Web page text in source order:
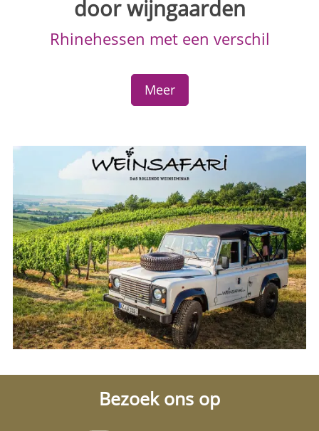
door wijngaarden
Rhinehessen met een verschil
Meer
Bezoek ons op